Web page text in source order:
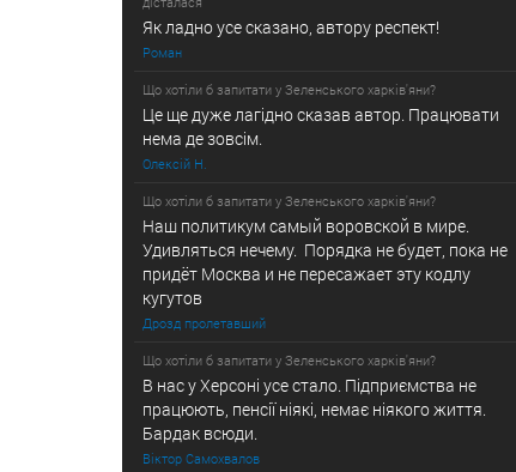
Як ладно усе сказано, автору респект!
Роман
Що хотіли б запитати у Зеленського харків'яни?
Це ще дуже лагідно сказав автор. Працювати
нема де зовсiм.
Олексiй Н.
Що хотіли б запитати у Зеленського харків'яни?
Наш политикум самый воровской в мире.
Удивляться нечему. Порядка не будет, пока не
придёт Москва и не пересажает эту кодлу
кугутов
Дрозд пролетавший
Що хотіли б запитати у Зеленського харків'яни?
В нас у Херсонi усе стало. Підприємства не
працюють, пенсії ніякі, немає ніякого життя.
Бардак всюди.
Вiктор Самохвалов